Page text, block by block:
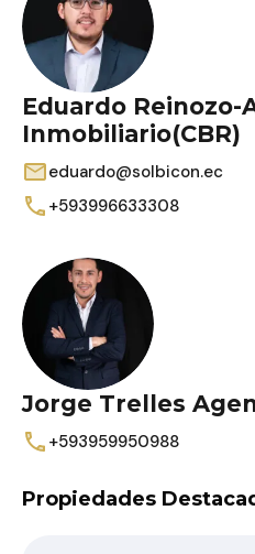
Eduardo Reinozo-
Inmobiliario(CBR)
eduardo@solbicon.ec
+593996633308
Jorge Trelles
+593959950988
Propiedades